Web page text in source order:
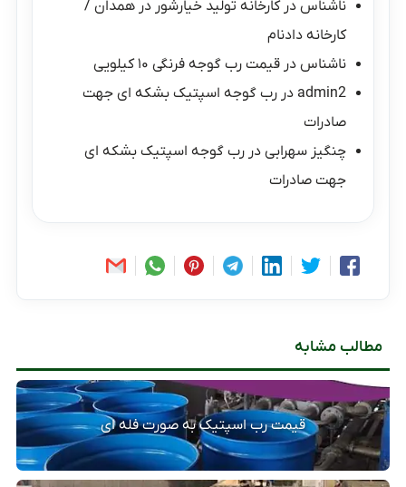
ناشناس درکارخانه تولید خیارشور در همدان /
کارخانه دادنام
ناشناس درقیمت رب گوجه فرنگی ۱۰ کیلویی
admin2 دررب گوجه اسپتیک بشکه ای جهت
صادرات
چنگیز سهرابی دررب گوجه اسپتیک بشکه ای
جهت صادرات
مطالب مشابه
قیمت رب اسپتیک به صورت فله ای